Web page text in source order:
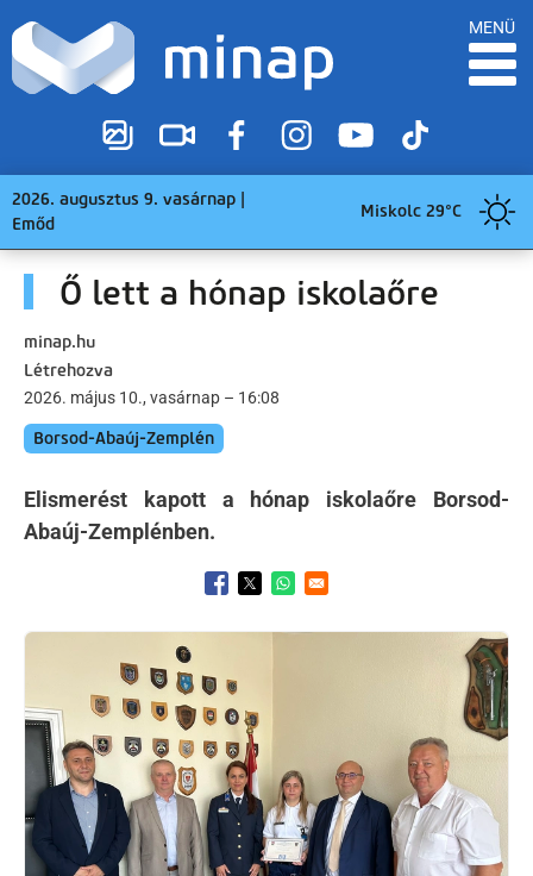
MENÜ
2026. augusztus 9. vasárnap |
Emőd
Miskolc 29°C
Ő lett a hónap iskolaőre
minap.hu
Létrehozva
2026. május 10., vasárnap – 16:08
Borsod-Abaúj-Zemplén
Elismerést kapott a hónap iskolaőre Borsod-
Abaúj-Zemplénben.
Opens in a new window
Opens in a new window
Opens in a new window
Kép